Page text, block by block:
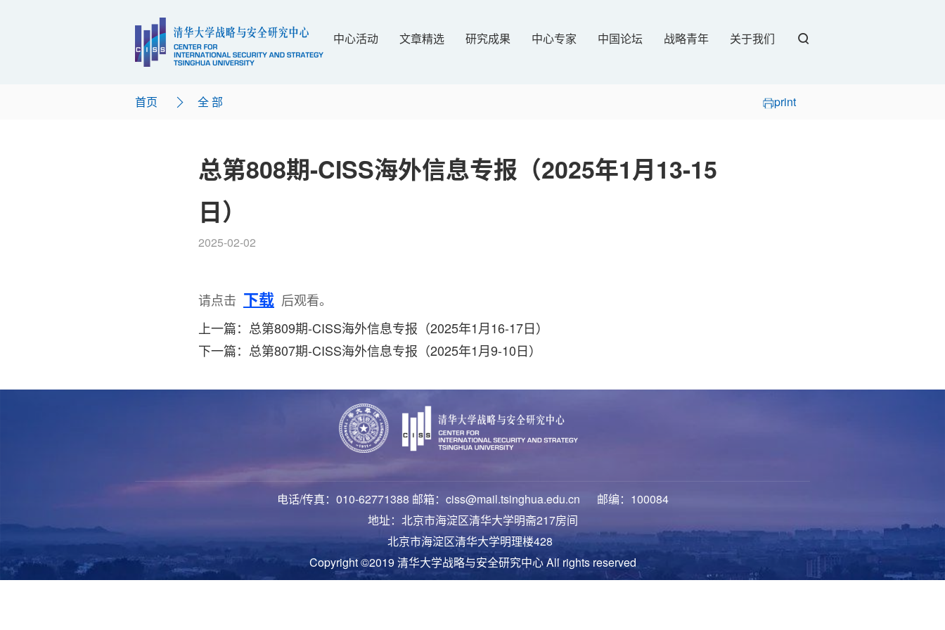
中心活动 文章精选 研究成果 中心专家 中国论坛 战略青年 关于我们
首页 全 部 print
总第808期-CISS海外信息专报（2025年1月13-15
日）
2025-02-02
请点击 下载 后观看。
上一篇：总第809期-CISS海外信息专报（2025年1月16-17日）
下一篇：总第807期-CISS海外信息专报（2025年1月9-10日）
电话/传真：010-62771388 邮箱：ciss@mail.tsinghua.edu.cn 邮编：100084
地址：北京市海淀区清华大学明斋217房间
北京市海淀区清华大学明理楼428
Copyright ©2019 清华大学战略与安全研究中心 All rights reserved